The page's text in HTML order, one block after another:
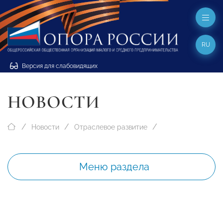
Версия для слабовидящих
RU
НОВОСТИ
Новости Отраслевое развитие
Меню раздела